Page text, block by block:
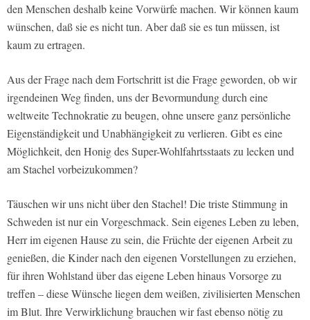
den Menschen deshalb keine Vorwürfe machen. Wir können kaum
wünschen, daß sie es nicht tun. Aber daß sie es tun müssen, ist
kaum zu ertragen.
Aus der Frage nach dem Fortschritt ist die Frage geworden, ob wir
irgendeinen Weg finden, uns der Bevormundung durch eine
weltweite Technokratie zu beugen, ohne unsere ganz persönliche
Eigenständigkeit und Unabhängigkeit zu verlieren. Gibt es eine
Möglichkeit, den Honig des Super-Wohlfahrtsstaats zu lecken und
am Stachel vorbeizukommen?
Täuschen wir uns nicht über den Stachel! Die triste Stimmung in
Schweden ist nur ein Vorgeschmack. Sein eigenes Leben zu leben,
Herr im eigenen Hause zu sein, die Früchte der eigenen Arbeit zu
genießen, die Kinder nach den eigenen Vorstellungen zu erziehen,
für ihren Wohlstand über das eigene Leben hinaus Vorsorge zu
treffen – diese Wünsche liegen dem weißen, zivilisierten Menschen
im Blut. Ihre Verwirklichung brauchen wir fast ebenso nötig zu